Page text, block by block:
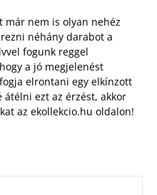
már nem is olyan nehéz
néhány darabot a
fogunk reggel
a jó megjelenést
elrontani egy elkínzott
átélni ezt az érzést, akkor
az ekollekcio.hu oldalon!